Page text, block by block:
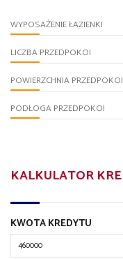
WYPOSAŻENIE ŁAZIENKI
LICZBA PRZEDPOKOI
POWIERZCHNIA PRZEDPOKOI
PODŁOGA PRZEDPOKOI
KALKULATOR
KWOTA KREDYTU